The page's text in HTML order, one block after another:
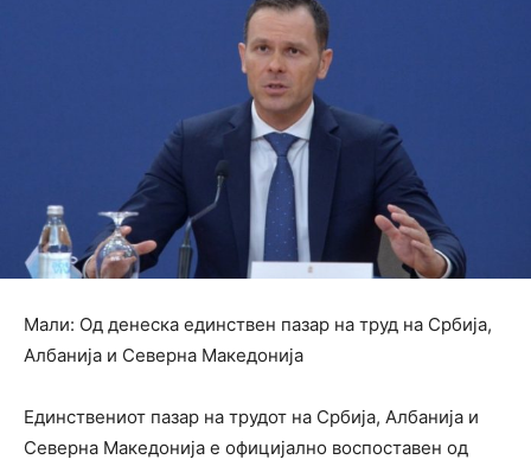
Мали: Од денеска единствен пазар на труд на Србија,
Албанија и Северна Македонија
Единствениот пазар на трудот на Србија, Албанија и
Северна Македонија е официјално воспоставен од